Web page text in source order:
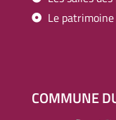
Le patrimoine
COMMUNE